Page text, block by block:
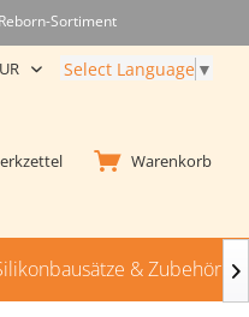
Sortiment
Select Language ▼
Warenkorb
& Zubehör 